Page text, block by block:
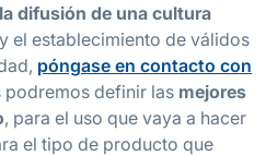
difusión de una cultura
y el establecimiento de válidos
póngase en contacto con
podremos definir las mejores
, para el uso que vaya a hacer
el tipo de producto que